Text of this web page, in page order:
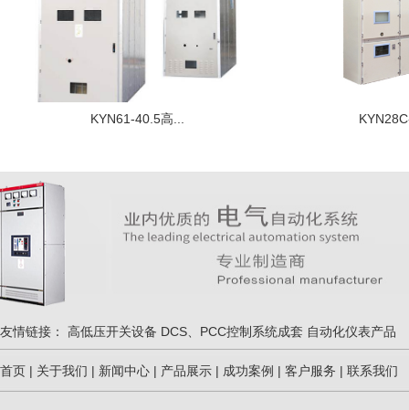
KYN61-40.5高...
友情链接： 高低压开关设备 DCS、PCC控制系统成套 自动化仪表产品
首页 | 关于我们 | 新闻中心 | 产品展示 | 成功案例 | 客户服务 | 联系我们